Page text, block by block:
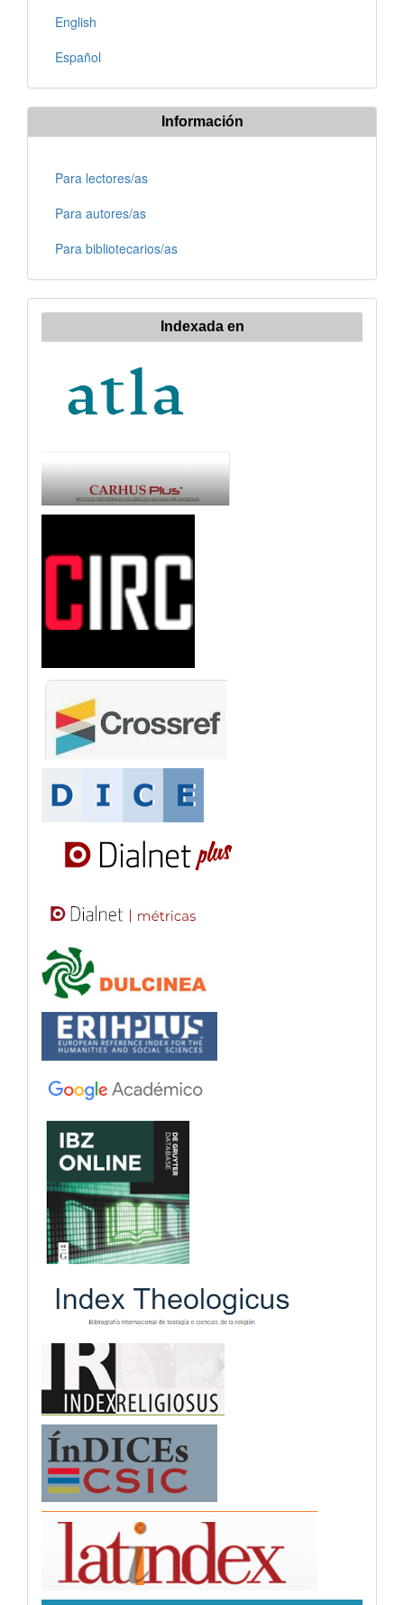
English
Español
Información
Para lectores/as
Para autores/as
Para bibliotecarios/as
Indexada en